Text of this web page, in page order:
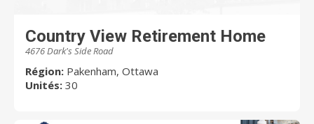
Country View Retirement Home
4676 Dark's Side Road
Région: Pakenham, Ottawa
Unités: 30